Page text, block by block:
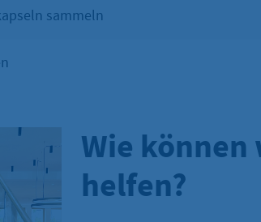
sammeln
Wie können
helfen?